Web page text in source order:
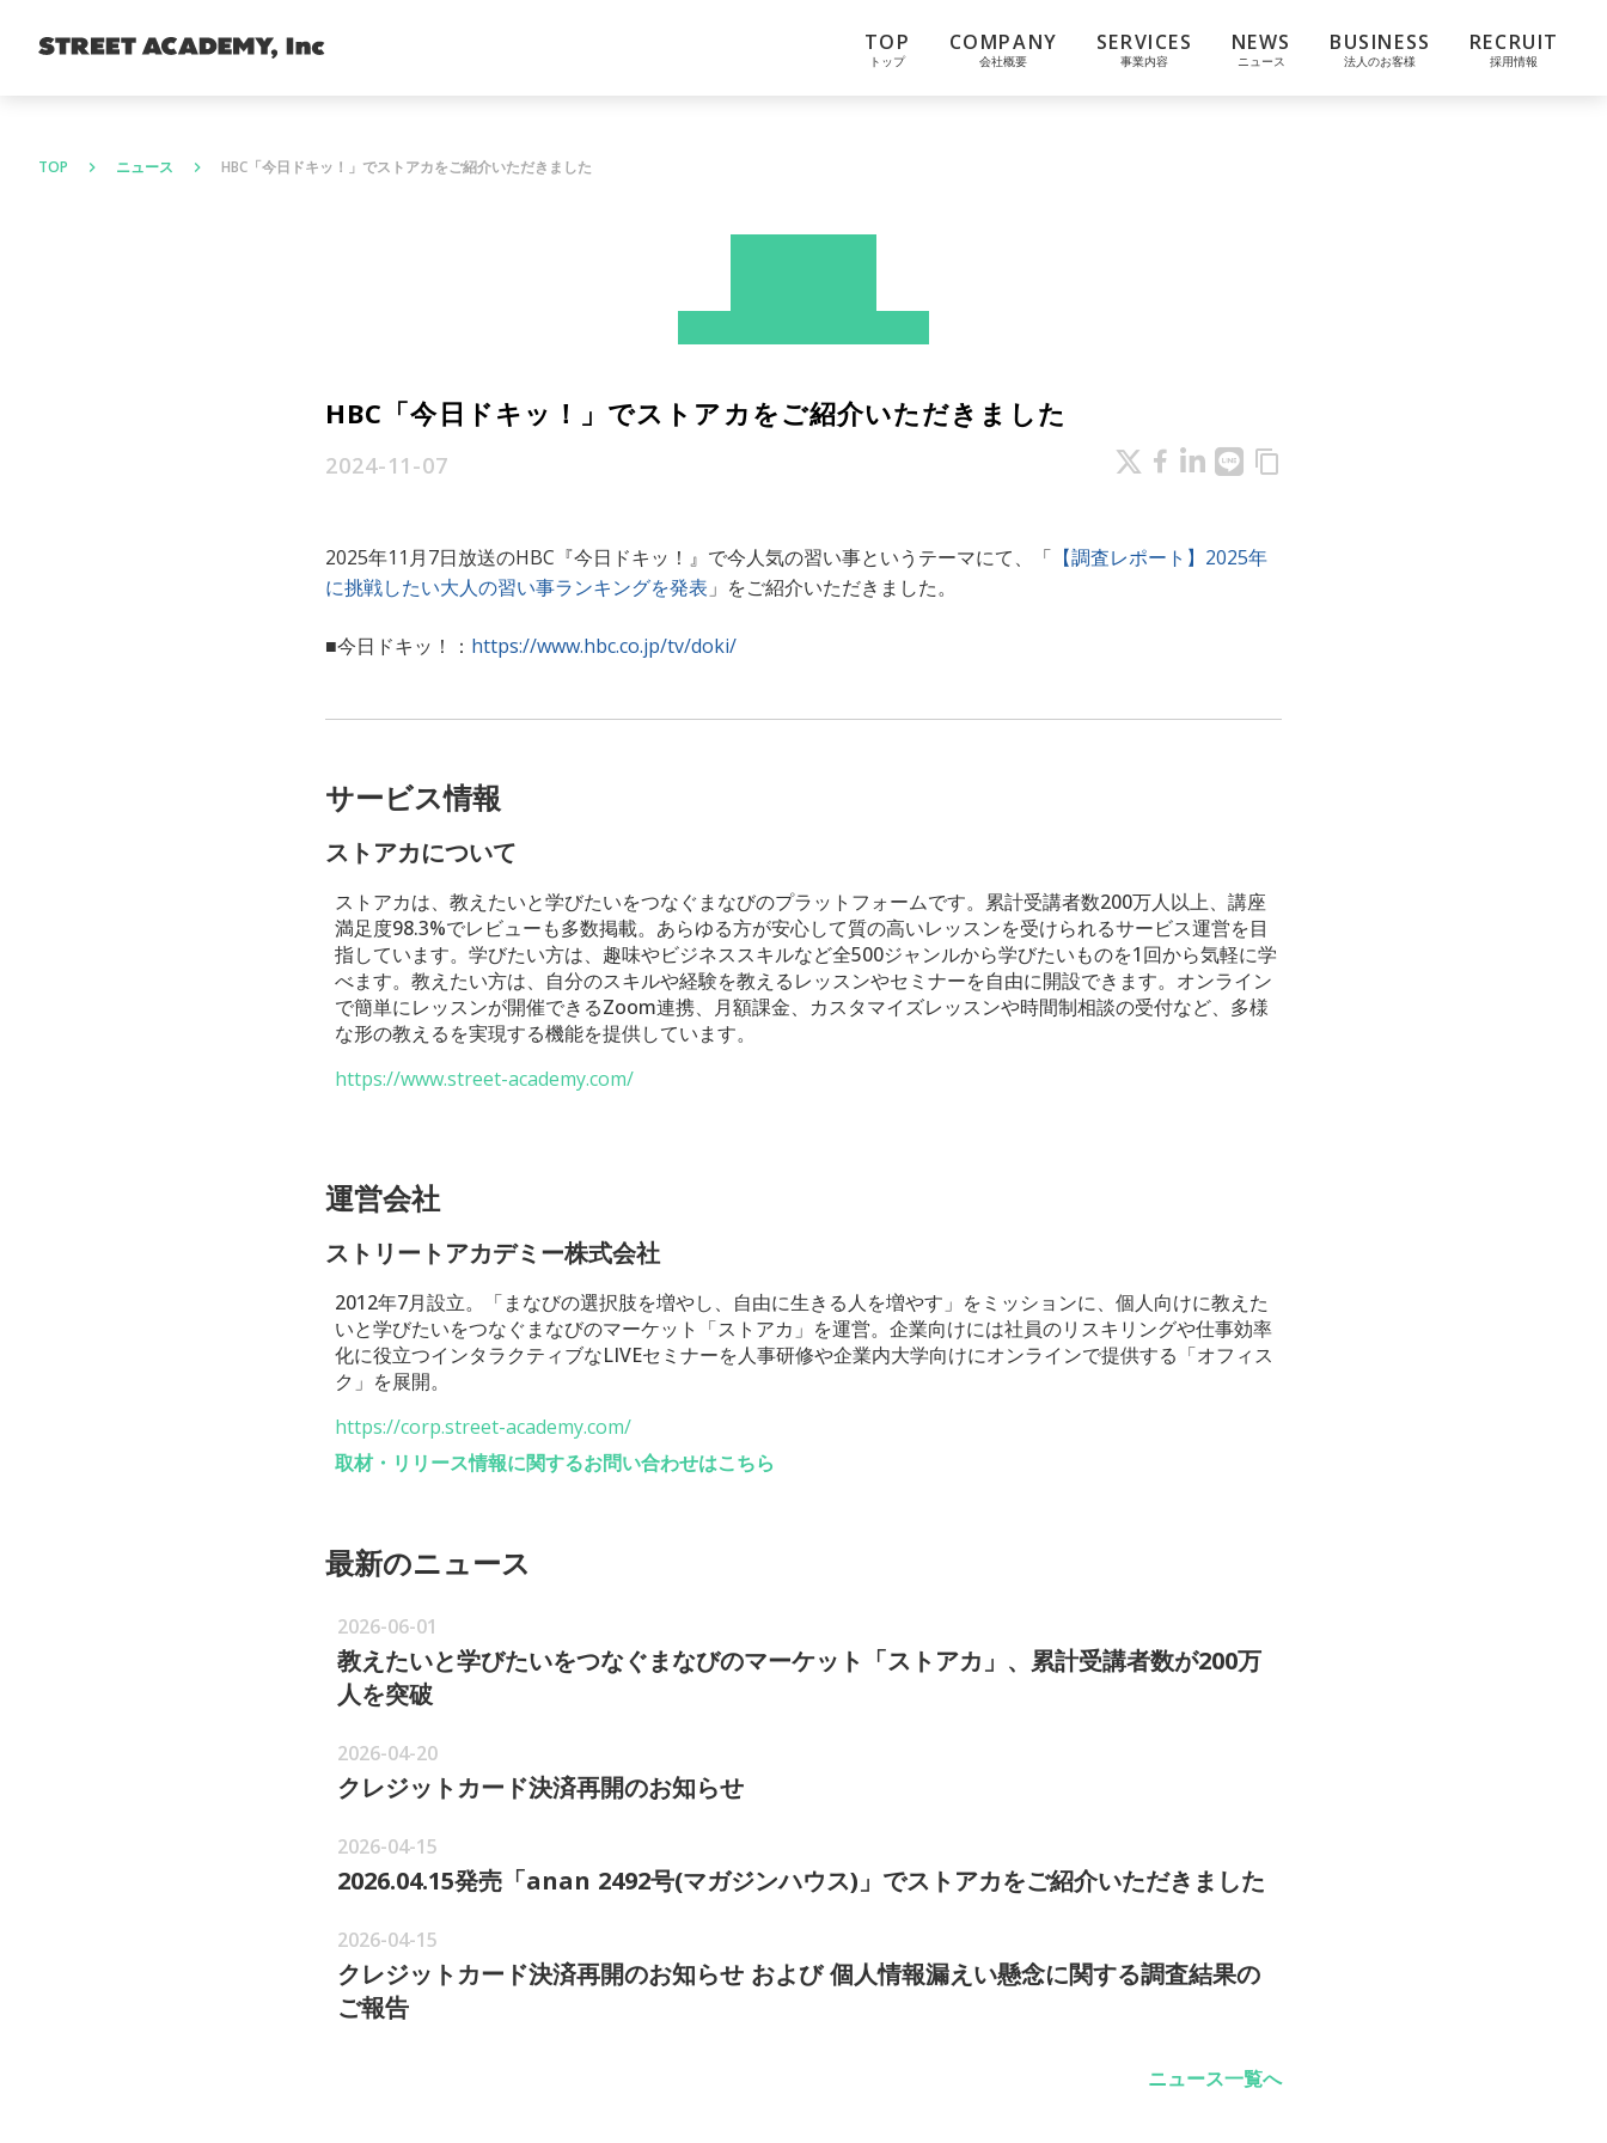
TOP
トップ
COMPANY
会社概要
SERVICES
事業内容
NEWS
ニュース
BUSINESS
法人のお客様
RECRUIT
採用情報
TOP keyboard_arrow_right ニュース keyboard_arrow_right HBC「今日ドキッ！」でストアカをご紹介いただきました
HBC「今日ドキッ！」でストアカをご紹介いただきました
2024-11-07 content_copy
2025年11月7日放送のHBC『今日ドキッ！』で今人気の習い事というテーマにて、「 【調査レポート】2025年
に挑戦したい大人の習い事ランキングを発表 」をご紹介いただきました。
■今日ドキッ！： https://www.hbc.co.jp/tv/doki/
サービス情報
ストアカについて
ストアカは、教えたいと学びたいをつなぐまなびのプラットフォームです。累計受講者数200万人以上、講座
満足度98.3%でレビューも多数掲載。あらゆる方が安心して質の高いレッスンを受けられるサービス運営を目
指しています。学びたい方は、趣味やビジネススキルなど全500ジャンルから学びたいものを1回から気軽に学
べます。教えたい方は、自分のスキルや経験を教えるレッスンやセミナーを自由に開設できます。オンライン
で簡単にレッスンが開催できるZoom連携、月額課金、カスタマイズレッスンや時間制相談の受付など、多様
な形の教えるを実現する機能を提供しています。
https://www.street-academy.com/
運営会社
ストリートアカデミー株式会社
2012年7月設立。「まなびの選択肢を増やし、自由に生きる人を増やす」をミッションに、個人向けに教えた
いと学びたいをつなぐまなびのマーケット「ストアカ」を運営。企業向けには社員のリスキリングや仕事効率
化に役立つインタラクティブなLIVEセミナーを人事研修や企業内大学向けにオンラインで提供する「オフィス
ク」を展開。
https://corp.street-academy.com/
取材・リリース情報に関するお問い合わせはこちら
最新のニュース
2026-06-01
教えたいと学びたいをつなぐまなびのマーケット「ストアカ」、累計受講者数が200万
人を突破
2026-04-20
クレジットカード決済再開のお知らせ
2026-04-15
2026.04.15発売「anan 2492号(マガジンハウス)」でストアカをご紹介いただきました
2026-04-15
クレジットカード決済再開のお知らせ および 個人情報漏えい懸念に関する調査結果の
ご報告
ニュース一覧へ